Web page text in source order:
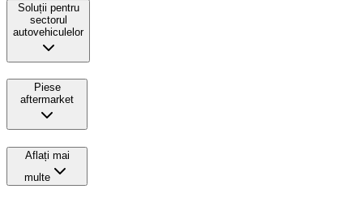
Soluții pentru
sectorul
autovehiculelor
Piese
aftermarket
Aflați mai
multe